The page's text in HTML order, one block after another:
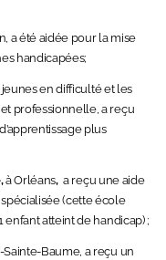
a été aidée pour la mise
handicapées;
en difficulté et les
professionnelle, a reçu
plus
,à Orléans, areçu une aide
(cette école
atteint de handicap) ;
Baume, a reçu un